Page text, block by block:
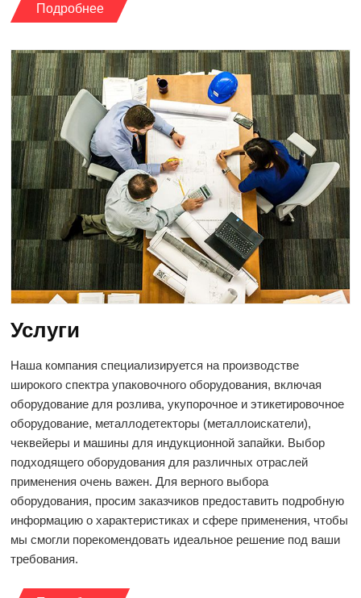
Подробнее
Услуги
Наша компания специализируется на производстве
широкого спектра упаковочного оборудования, включая
оборудование для розлива, укупорочное и этикетировочное
оборудование, металлодетекторы (металлоискатели),
чеквейеры и машины для индукционной запайки. Выбор
подходящего оборудования для различных отраслей
применения очень важен. Для верного выбора
оборудования, просим заказчиков предоставить подробную
информацию о характеристиках и сфере применения, чтобы
мы смогли порекомендовать идеальное решение под ваши
требования.